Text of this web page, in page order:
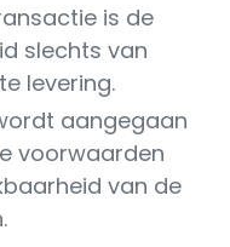
is de
slechts van
levering.
aangegaan
voorwaarden
van de